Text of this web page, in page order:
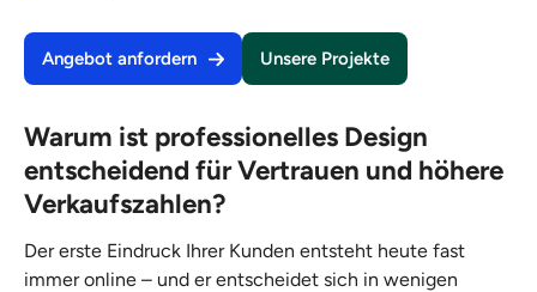
Angebot anfordern Unsere Projekte
Warum ist professionelles Design
entscheidend für Vertrauen und höhere
Verkaufszahlen?
Der erste Eindruck Ihrer Kunden entsteht heute fast
immer online – und er entscheidet sich in wenigen